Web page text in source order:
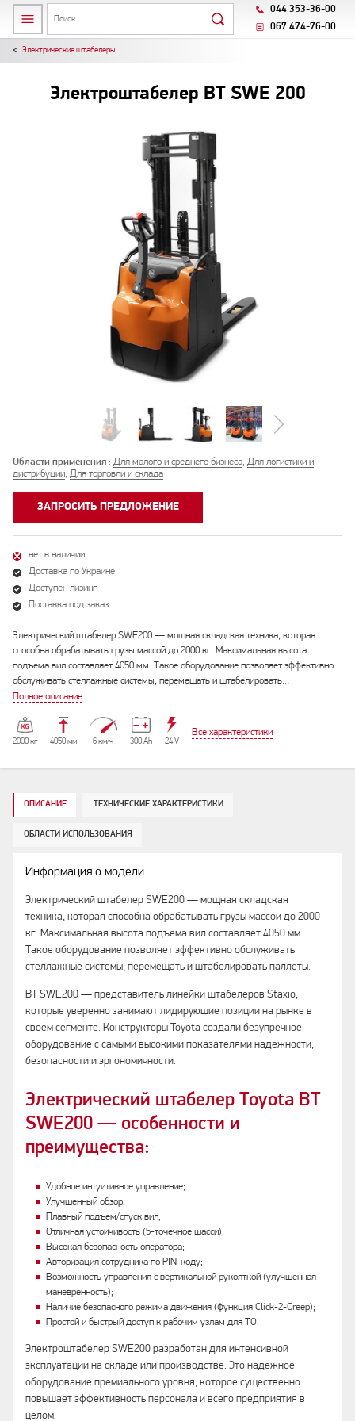
044 353-36-00
067 474-76-00
Электрические штабелеры
Электроштабелер BT SWE 200
Области применения : Для малого и среднего бизнеса, Для логистики и
дистрибуции, Для торговли и склада
ЗАПРОСИТЬ ПРЕДЛОЖЕНИЕ
нет в наличии
Доставка по Украине
Доступен лизинг
Поставка под заказ
Электрический штабелер SWE200 — мощная складская техника, которая
способна обрабатывать грузы массой до 2000 кг. Максимальная высота
подъема вил составляет 4050 мм. Такое оборудование позволяет эффективно
обслуживать стеллажные системы, перемещать и штабелировать…
Полное описание
2000 кг 4050 мм 6 км/ч 300 Аh 24 V
Все характеристики
ОПИСАНИЕ ТЕХНИЧЕСКИЕ ХАРАКТЕРИСТИКИ
ОБЛАСТИ ИСПОЛЬЗОВАНИЯ
Информация о модели
Электрический штабелер SWE200 — мощная складская
техника, которая способна обрабатывать грузы массой до 2000
кг. Максимальная высота подъема вил составляет 4050 мм.
Такое оборудование позволяет эффективно обслуживать
стеллажные системы, перемещать и штабелировать паллеты.
BT SWE200 — представитель линейки штабелеров Staxio,
которые уверенно занимают лидирующие позиции на рынке в
своем сегменте. Конструкторы Toyota создали безупречное
оборудование c самыми высокими показателями надежности,
безопасности и эргономичности.
Электрический штабелер Toyota BT
SWE200 — особенности и
преимущества:
Удобное интуитивное управление;
Улучшенный обзор;
Плавный подъем/спуск вил;
Отличная устойчивость (5-точечное шасси);
Высокая безопасность оператора;
Авторизация сотрудника по PIN-коду;
Возможность управления с вертикальной рукояткой (улучшенная
маневренность);
Наличие безопасного режима движения (функция Click-2-Creep);
Простой и быстрый доступ к рабочим узлам для ТО.
Электроштабелер SWE200 разработан для интенсивной
эксплуатации на складе или производстве. Это надежное
оборудование премиального уровня, которое существенно
повышает эффективность персонала и всего предприятия в
целом.